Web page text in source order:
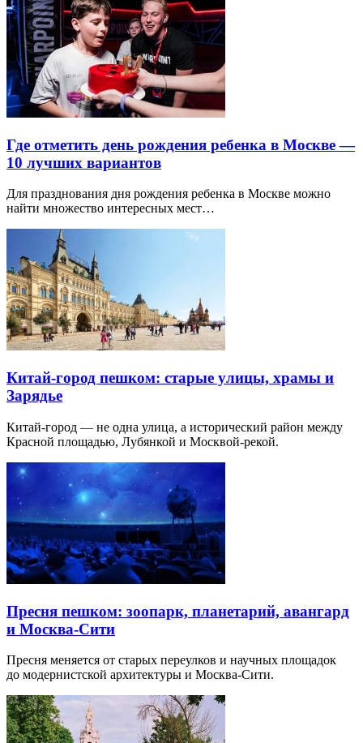
Где отметить день рождения ребенка в Москве —
10 лучших вариантов
Для празднования дня рождения ребенка в Москве можно
найти множество интересных мест…
Китай-город пешком: старые улицы, храмы и
Зарядье
Китай-город — не одна улица, а исторический район между
Красной площадью, Лубянкой и Москвой-рекой.
Пресня пешком: зоопарк, планетарий, авангард
и Москва-Сити
Пресня меняется от старых переулков и научных площадок
до модернистской архитектуры и Москва-Сити.